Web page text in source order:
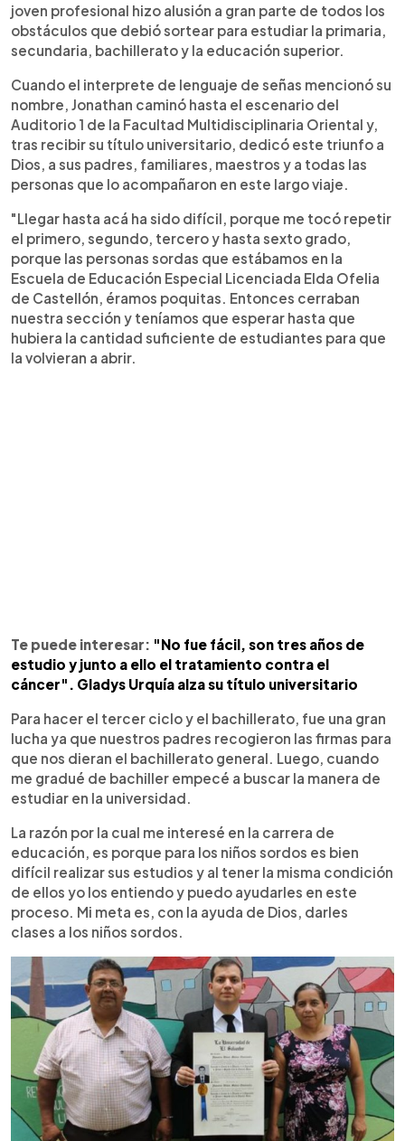
joven profesional hizo alusión a gran parte de todos los
obstáculos que debió sortear para estudiar la primaria,
secundaria, bachillerato y la educación superior.
Cuando el interprete de lenguaje de señas mencionó su
nombre, Jonathan caminó hasta el escenario del
Auditorio 1 de la Facultad Multidisciplinaria Oriental y,
tras recibir su título universitario, dedicó este triunfo a
Dios, a sus padres, familiares, maestros y a todas las
personas que lo acompañaron en este largo viaje.
"Llegar hasta acá ha sido difícil, porque me tocó repetir
el primero, segundo, tercero y hasta sexto grado,
porque las personas sordas que estábamos en la
Escuela de Educación Especial Licenciada Elda Ofelia
de Castellón, éramos poquitas. Entonces cerraban
nuestra sección y teníamos que esperar hasta que
hubiera la cantidad suficiente de estudiantes para que
la volvieran a abrir.
Te puede interesar: "No fue fácil, son tres años de
estudio y junto a ello el tratamiento contra el
cáncer". Gladys Urquía alza su título universitario
Para hacer el tercer ciclo y el bachillerato, fue una gran
lucha ya que nuestros padres recogieron las firmas para
que nos dieran el bachillerato general. Luego, cuando
me gradué de bachiller empecé a buscar la manera de
estudiar en la universidad.
La razón por la cual me interesé en la carrera de
educación, es porque para los niños sordos es bien
difícil realizar sus estudios y al tener la misma condición
de ellos yo los entiendo y puedo ayudarles en este
proceso. Mi meta es, con la ayuda de Dios, darles
clases a los niños sordos.